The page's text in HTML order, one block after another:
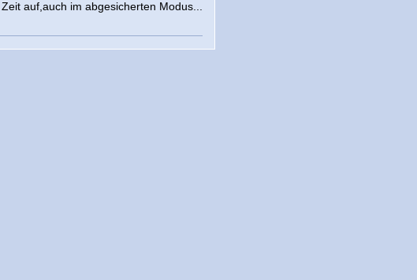
auf,auch im abgesicherten Modus...